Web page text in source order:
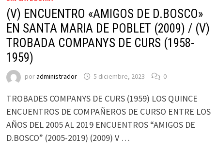
(V) ENCUENTRO «AMIGOS DE D.BOSCO»
EN SANTA MARIA DE POBLET (2009) / (V)
TROBADA COMPANYS DE CURS (1958-
1959)
poradministrador 5 diciembre, 2023 0
TROBADES COMPANYS DE CURS (1959) LOS QUINCE
ENCUENTROS DE COMPAÑEROS DE CURSO ENTRE LOS
AÑOS DEL 2005 AL 2019 ENCUENTROS “AMIGOS DE
D.BOSCO” (2005-2019) (2009) V …